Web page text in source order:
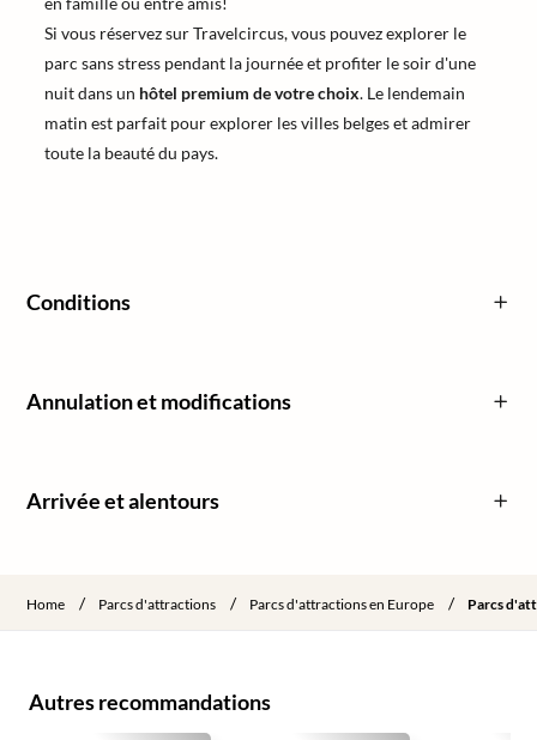
Si vous réservez sur Travelcircus, vous pouvez explorer le
parc sans stress pendant la journée et profiter le soir d'une
nuit dans un hôtel premium de votre choix. Le lendemain
matin est parfait pour explorer les villes belges et admirer
toute la beauté du pays.
Conditions
Annulation et modifications
Arrivée et alentours
Home / Parcs d'attractions / Parcs d'attractions en Europe / Parcs
Autres recommandations